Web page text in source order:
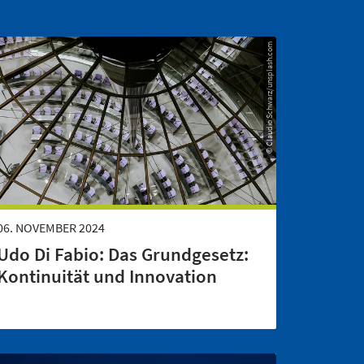
© Claudio Schwarz/unsplash.com
NOVEMBER 2024
Di Fabio: Das Grundgesetz:
und Innovation